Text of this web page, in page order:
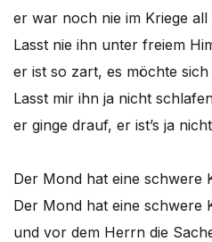
er war noch nie im Kriege all
Lasst nie ihn unter freiem
er ist so zart, es möchte
Lasst mir ihn ja nicht
er ginge drauf, er ist’s ja
Der Mond hat eine schwere
Der Mond hat eine schwere
und vor dem Herrn die